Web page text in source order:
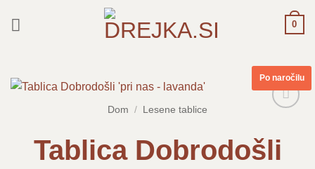
0
seznam
želja
Po naročilu
Dom / Lesene tablice
Tablica Dobrodošli